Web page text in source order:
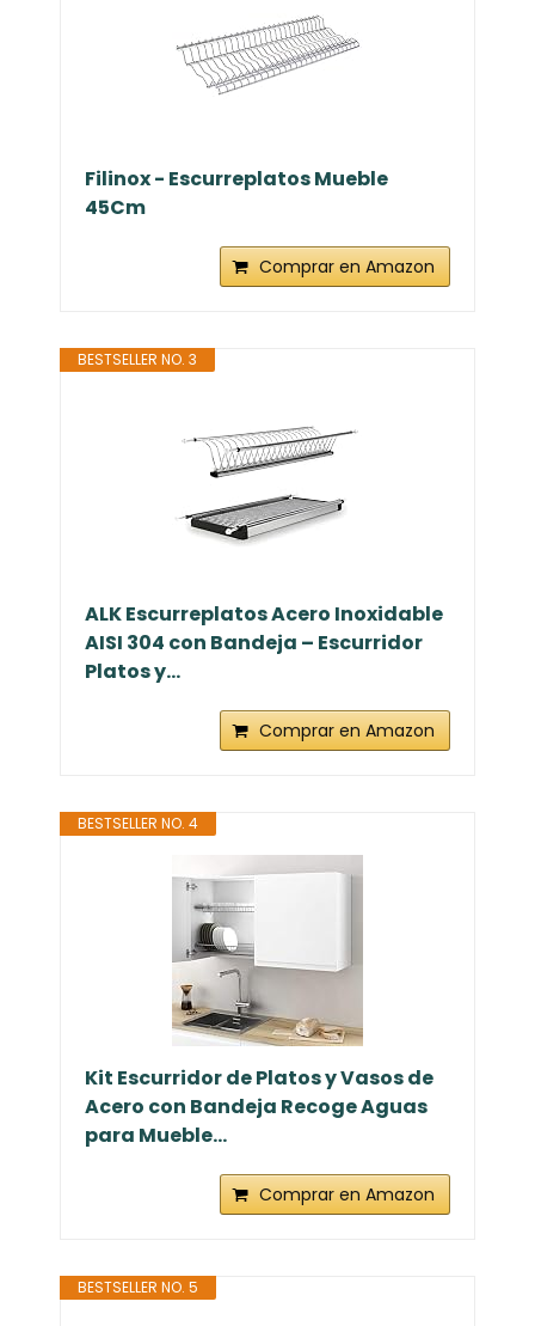
Filinox - Escurreplatos Mueble
45Cm
Comprar en Amazon
BESTSELLER NO. 3
ALK Escurreplatos Acero Inoxidable
AISI 304 con Bandeja – Escurridor
Platos y...
Comprar en Amazon
BESTSELLER NO. 4
Kit Escurridor de Platos y Vasos de
Acero con Bandeja Recoge Aguas
para Mueble...
Comprar en Amazon
BESTSELLER NO. 5